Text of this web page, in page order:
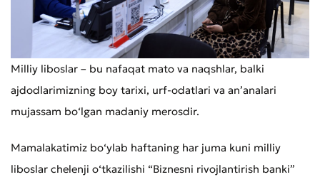
Milliy liboslar – bu nafaqat mato va naqshlar, balki
ajdodlarimizning boy tarixi, urf-odatlari va an’analari
mujassam bo‘lgan madaniy merosdir.
Mamalakatimiz bo‘ylab haftaning har juma kuni milliy
liboslar chelenji o‘tkazilishi “Biznesni rivojlantirish banki”